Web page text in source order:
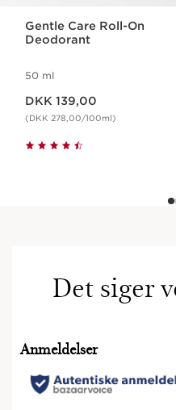
Gentle Care Roll-On
Deodorant
50 ml
DKK 139,00
(DKK 278,00/100ml)
Det siger